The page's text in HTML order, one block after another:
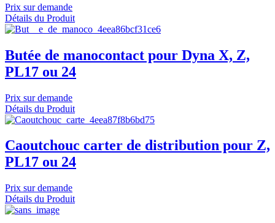
Prix sur demande
Détails du Produit
Butée de manocontact pour Dyna X, Z,
PL17 ou 24
Prix sur demande
Détails du Produit
Caoutchouc carter de distribution pour Z,
PL17 ou 24
Prix sur demande
Détails du Produit